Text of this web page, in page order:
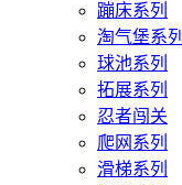
蹦床系列
淘气堡系列
球池系列
拓展系列
忍者闯关
爬网系列
滑梯系列